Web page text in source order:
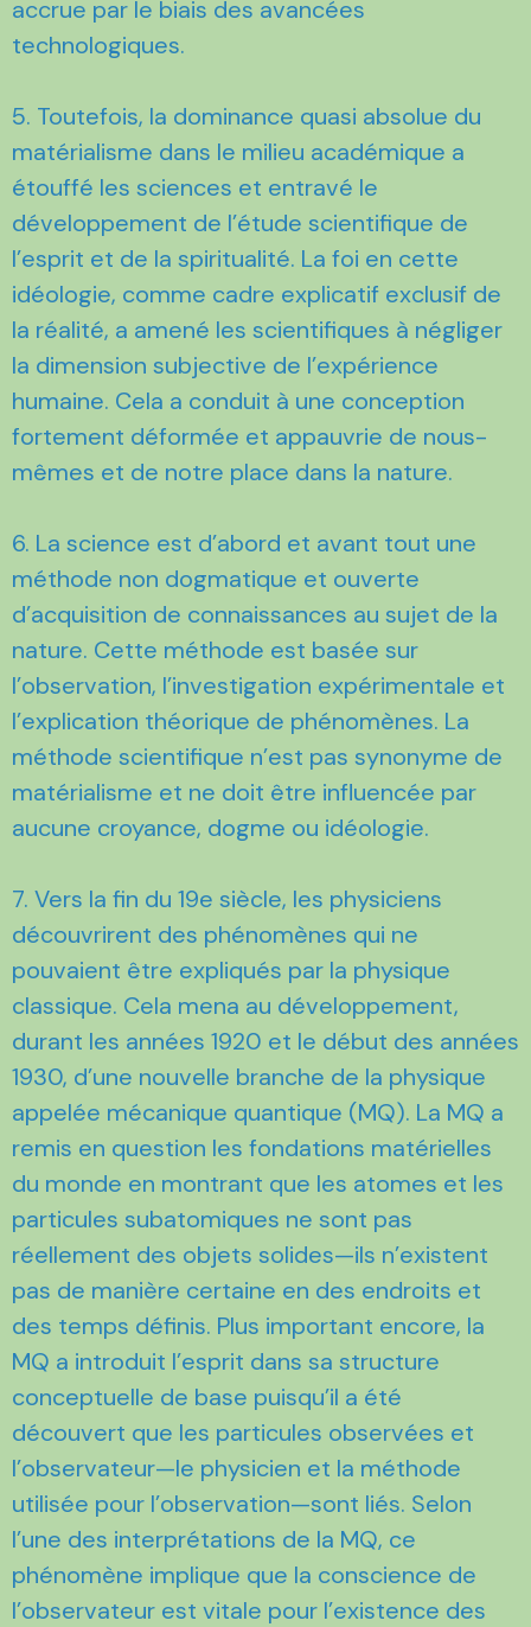
accrue par le biais des avancées
technologiques.
5. Toutefois, la dominance quasi absolue du
matérialisme dans le milieu académique a
étouffé les sciences et entravé le
développement de l’étude scientifique de
l’esprit et de la spiritualité. La foi en cette
idéologie, comme cadre explicatif exclusif de
la réalité, a amené les scientifiques à négliger
la dimension subjective de l’expérience
humaine. Cela a conduit à une conception
fortement déformée et appauvrie de nous-
mêmes et de notre place dans la nature.
6. La science est d’abord et avant tout une
méthode non dogmatique et ouverte
d’acquisition de connaissances au sujet de la
nature. Cette méthode est basée sur
l’observation, l’investigation expérimentale et
l’explication théorique de phénomènes. La
méthode scientifique n’est pas synonyme de
matérialisme et ne doit être influencée par
aucune croyance, dogme ou idéologie.
7. Vers la fin du 19e siècle, les physiciens
découvrirent des phénomènes qui ne
pouvaient être expliqués par la physique
classique. Cela mena au développement,
durant les années 1920 et le début des années
1930, d’une nouvelle branche de la physique
appelée mécanique quantique (MQ). La MQ a
remis en question les fondations matérielles
du monde en montrant que les atomes et les
particules subatomiques ne sont pas
réellement des objets solides—ils n’existent
pas de manière certaine en des endroits et
des temps définis. Plus important encore, la
MQ a introduit l’esprit dans sa structure
conceptuelle de base puisqu’il a été
découvert que les particules observées et
l’observateur—le physicien et la méthode
utilisée pour l’observation—sont liés. Selon
l’une des interprétations de la MQ, ce
phénomène implique que la conscience de
l’observateur est vitale pour l’existence des